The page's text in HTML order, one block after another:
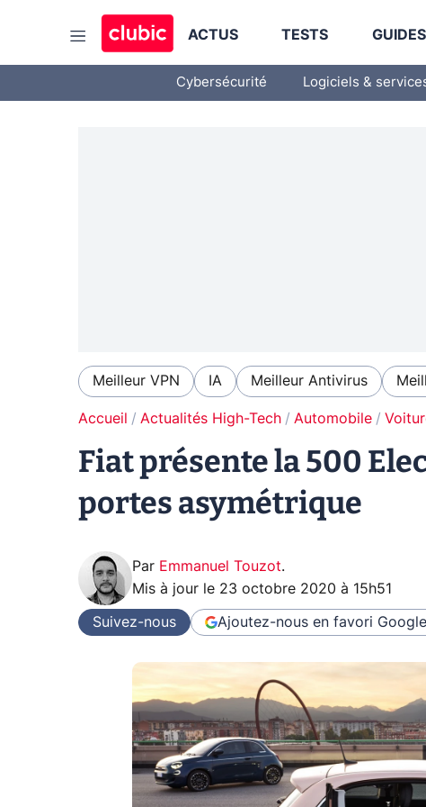
ACTUS TESTS GUIDES
Cybersécurité Logiciels &
Meilleur VPN IA Meilleur Antivirus
Accueil Actualités High-Tech Automobile
Fiat présente la 500
portes asymétrique
Par Emmanuel Touzot.
Mis à jour le 23 octobre 2020 à 15h51
Suivez-nous Ajoutez-nous en favori Google